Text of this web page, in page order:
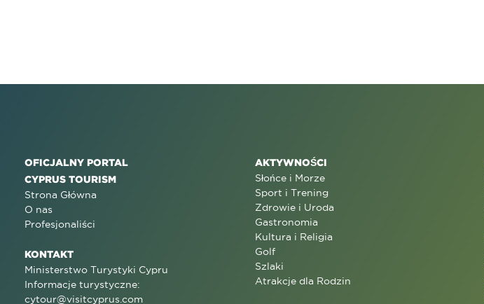
OFICJALNY PORTAL
CYPRUS TOURISM
Strona Główna
O nas
Profesjonaliści
KONTAKT
Ministerstwo Turystyki Cypru
Informacje turystyczne:
cytour@visitcyprus.com
AKTYWNOŚCI
Słońce i Morze
Sport i Trening
Zdrowie i Uroda
Gastronomia
Kultura i Religia
Golf
Szlaki
Atrakcje dla Rodzin